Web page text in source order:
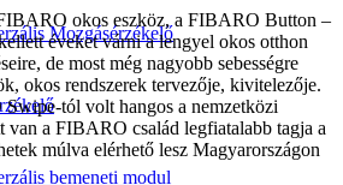
Mozgásérzékelő
bemeneti modul
okos eszköz, a FIBARO Button –
éveket várni a lengyel okos otthon
de most még nagyobb sebességre
okos rendszerek tervezője, kivitelezője.
tól volt hangos a nemzetközi
van a FIBARO család legfiatalabb tagja a
múlva elérhető lesz Magyarországon